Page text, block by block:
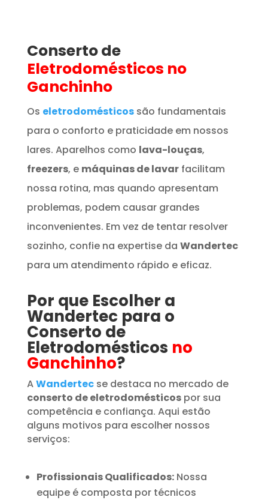
Conserto de
Eletrodomésticos no
Ganchinho
Os eletrodomésticos são fundamentais
para o conforto e praticidade em nossos
lares. Aparelhos como lava-louças,
freezers, e máquinas de lavarfacilitam
nossa rotina, mas quando apresentam
problemas, podem causar grandes
inconvenientes. Em vez de tentar resolver
sozinho, confie na expertise da Wandertec
para um atendimento rápido e eficaz.
Por que Escolher a
Wandertec para o
Conserto de
Eletrodomésticos no
Ganchinho?
AWandertecse destaca no mercado de
conserto de eletrodomésticospor sua
competência e confiança. Aqui estão
alguns motivos para escolher nossos
serviços:
Profissionais Qualificados:Nossa
equipe é composta por técnicos